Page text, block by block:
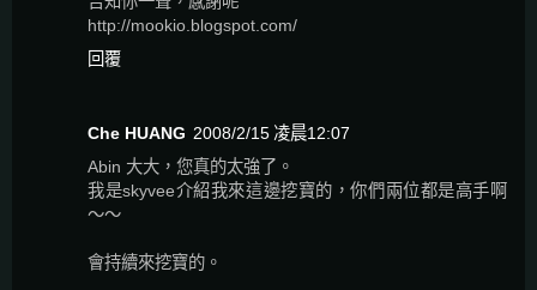
http://mookio.blogspot.com/
回覆
Che HUANG 2008/2/15 凌晨12:07
Abin 大大，您真的太強了。
我是skyvee介紹我來這邊挖寶的，你們兩位都是高手啊
～～
會持續來挖寶的。